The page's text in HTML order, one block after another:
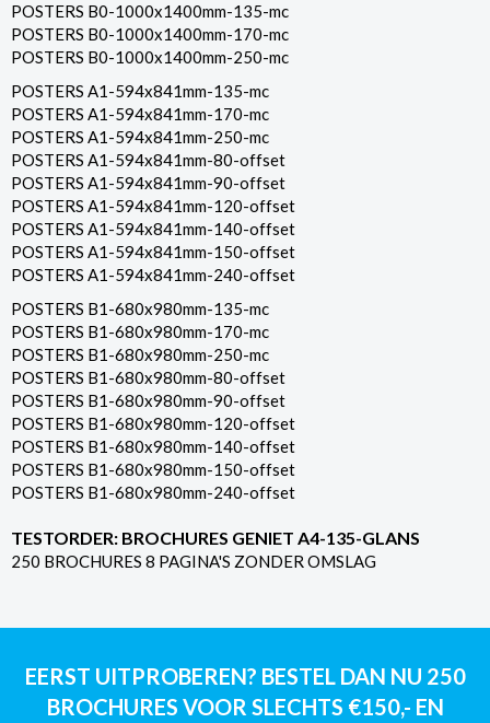
POSTERS B0-1000x1400mm-135-mc
POSTERS B0-1000x1400mm-170-mc
POSTERS B0-1000x1400mm-250-mc
POSTERS A1-594x841mm-135-mc
POSTERS A1-594x841mm-170-mc
POSTERS A1-594x841mm-250-mc
POSTERS A1-594x841mm-80-offset
POSTERS A1-594x841mm-90-offset
POSTERS A1-594x841mm-120-offset
POSTERS A1-594x841mm-140-offset
POSTERS A1-594x841mm-150-offset
POSTERS A1-594x841mm-240-offset
POSTERS B1-680x980mm-135-mc
POSTERS B1-680x980mm-170-mc
POSTERS B1-680x980mm-250-mc
POSTERS B1-680x980mm-80-offset
POSTERS B1-680x980mm-90-offset
POSTERS B1-680x980mm-120-offset
POSTERS B1-680x980mm-140-offset
POSTERS B1-680x980mm-150-offset
POSTERS B1-680x980mm-240-offset
TESTORDER: BROCHURES GENIET A4-135-GLANS
250 BROCHURES 8 PAGINA'S ZONDER OMSLAG
EERST UITPROBEREN? BESTEL DAN NU 250
BROCHURES VOOR SLECHTS €150,- EN